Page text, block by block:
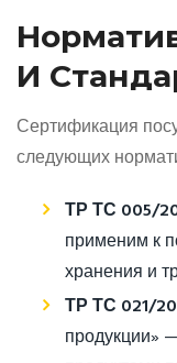
И
Сертификация
следующих
ТР ТС 005/
применим к
хранения и
ТР ТС 021/
продукции»